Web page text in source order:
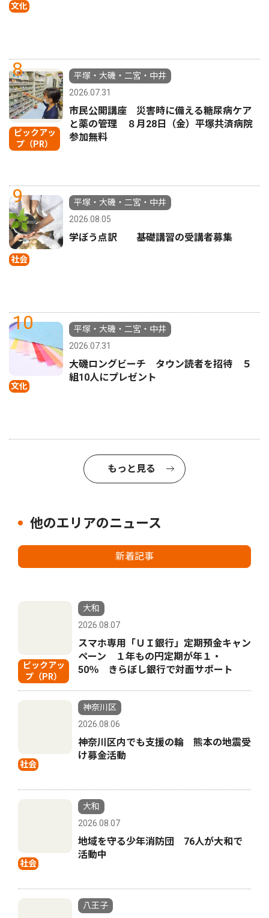
文化
8
ピックアッ
プ（PR）
平塚・大磯・二宮・中井
2026.07.31
市民公開講座 災害時に備える糖尿病ケア
と薬の管理 ８月28日（金）平塚共済病院
参加無料
9
社会
平塚・大磯・二宮・中井
2026.08.05
学ぼう点訳 基礎講習の受講者募集
10
文化
平塚・大磯・二宮・中井
2026.07.31
大磯ロングビーチ タウン読者を招待 ５
組10人にプレゼント
もっと見る
他のエリアのニュース
新着記事
ピックアッ
プ（PR）
大和
2026.08.07
スマホ専用「ＵＩ銀行」定期預金キャン
ペーン １年もの円定期が年１・
50％ きらぼし銀行で対面サポート
社会
神奈川区
2026.08.06
神奈川区内でも支援の輪 熊本の地震受
け募金活動
社会
大和
2026.08.07
地域を守る少年消防団 76人が大和で
活動中
八王子